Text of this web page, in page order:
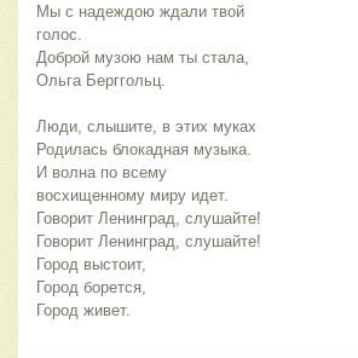
Мы с надеждою ждали твой
Доброй музою нам ты стала,
И волна по всему
Город живет.